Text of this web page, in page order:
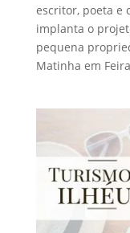
escritor, poeta e
implanta o
pequena
Matinha em